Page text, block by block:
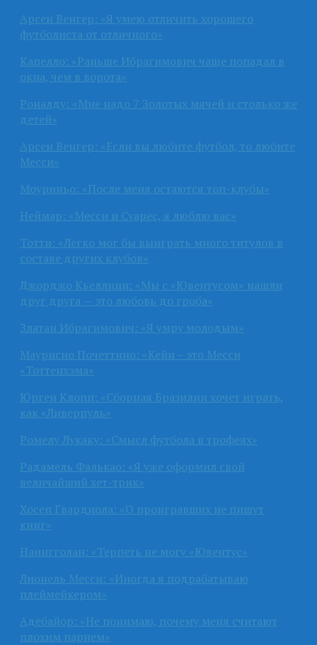
Арсен Венгер: «Я умею отличить хорошего
футболиста от отличного»
Капелло: «Раньше Ибрагимович чаще попадал в
окна, чем в ворота»
Роналду: «Мне надо 7 Золотых мячей и столько же
детей»
Арсен Венгер: «Если вы любите футбол, то любите
Месси»
Моуриньо: «После меня остаются топ-клубы»
Неймар: «Месси и Суарес, я люблю вас»
Тотти: «Легко мог бы выиграть много титулов в
составе других клубов»
Джорджо Кьеллини: «Мы с «Ювентусом» нашли
друг друга — это любовь до гроба»
Златан Ибрагимович: «Я умру молодым»
Маурисио Почеттино: «Кейн – это Месси
«Тоттенхэма»
Юрген Клопп: «Сборная Бразилии хочет играть,
как «Ливерпуль»
Ромелу Лукаку: «Смысл футбола в трофеях»
Радамель Фалькао: «Я уже оформил свой
величайший хет-трик»
Хосеп Гвардиола: «О проигравших не пишут
книг»
Наингголан: «Терпеть не могу «Ювентус»
Лионель Месси: «Иногда я подрабатываю
плеймейкером»
Адебайор: «Не понимаю, почему меня считают
плохим парнем»